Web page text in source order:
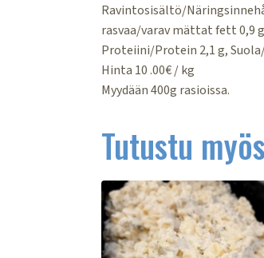
Ravintosisältö/
rasvaa/varav mättat fett 0,9
Proteiini/Protein 2,1 g,
Hinta 10 .00€ / kg
Myydään 400g rasioissa.
Tutustu myös